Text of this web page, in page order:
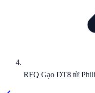
RFQ Gạo DT8 từ